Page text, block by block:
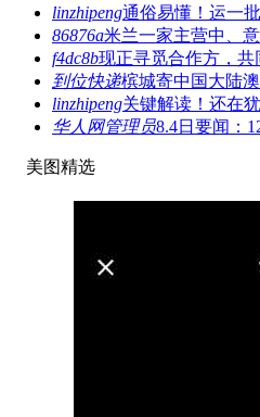
linzhipeng通俗易懂！运一
86876a米兰一家主营中、
f4dc8b现正寻觅合作方，
到位快递槟城寄中国大陆
linzhipeng关键解读！还在
华人网管理员8.4日要闻：
美图精选